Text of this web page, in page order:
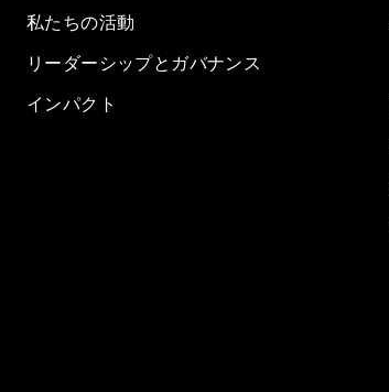
私たちの活動
リーダーシップとガバナンス
インパクト